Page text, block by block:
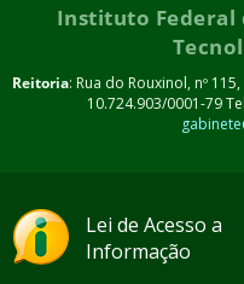
Instituto Federal
Reitoria: Rua do Rouxinol, nº
10.724.903/0001-79
Lei de Acesso a
Informação